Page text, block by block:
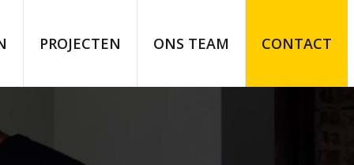
PROJECTEN ONS TEAM CONTACT